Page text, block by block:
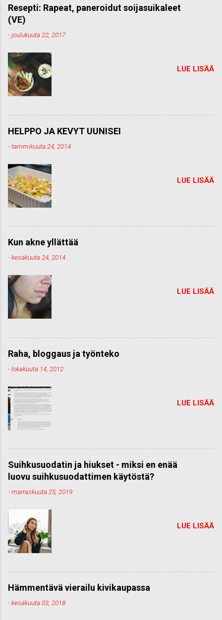
m
e
n
t
Resepti: Rapeat, paneroidut soijasuikaleet
(VE)
-joulukuuta 22, 2017
LUE LISÄÄ
HELPPO JA KEVYT UUNISEI
-tammikuuta 24, 2014
LUE LISÄÄ
Kun akne yllättää
-kesäkuuta 24, 2014
LUE LISÄÄ
Raha, bloggaus ja työnteko
-lokakuuta 14, 2012
LUE LISÄÄ
Suihkusuodatin ja hiukset - miksi en enää
luovu suihkusuodattimen käytöstä?
-marraskuuta 25, 2019
LUE LISÄÄ
Hämmentävä vierailu kivikaupassa
-kesäkuuta 03, 2018